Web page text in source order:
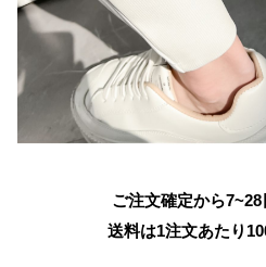
ご注文確定から
送料は1注文あたり